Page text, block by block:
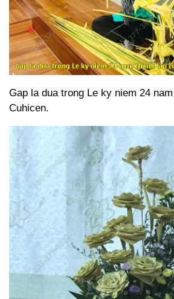
Gap la dua trong Le ky niem 24
Cuhicen.